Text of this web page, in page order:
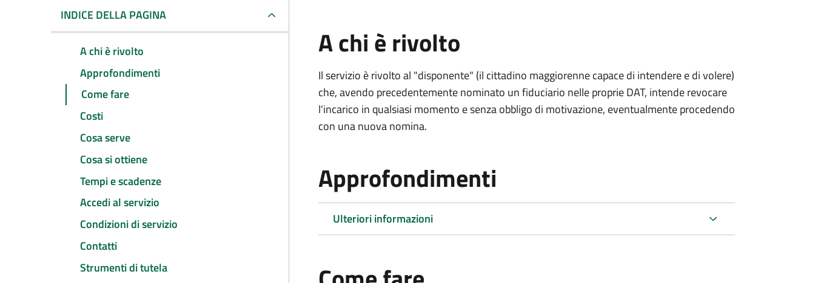
INDICE DELLA PAGINA
A chi è rivolto
Approfondimenti
Come fare
Costi
Cosa serve
Cosa si ottiene
Tempi e scadenze
Accedi al servizio
Condizioni di servizio
Contatti
Strumenti di tutela
A chi è rivolto
Il servizio è rivolto al "disponente" (il cittadino maggiorenne capace di intendere e di volere)
che, avendo precedentemente nominato un fiduciario nelle proprie DAT, intende revocare
l'incarico in qualsiasi momento e senza obbligo di motivazione, eventualmente procedendo
con una nuova nomina.
Approfondimenti
Ulteriori informazioni